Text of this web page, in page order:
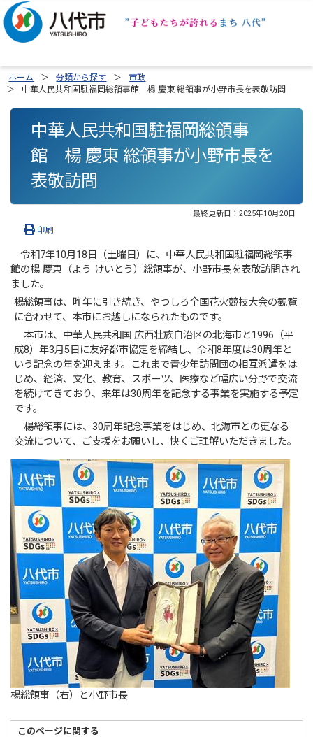
ホーム 分類から探す
市政
中華人民共和国駐福岡総領事館 楊 慶東 総領事が小野市長を表敬訪問
中華人民共和国駐福岡総領事
館 楊 慶東 総領事が小野市長を
表敬訪問
最終更新日： 2025年10月20日
印刷
令和7年10月18日（土曜日）に、中華人民共和国駐福岡総領事
館の楊 慶東（よう けいとう）総領事が、小野市長を表敬訪問され
ました。
楊総領事は、昨年に引き続き、やつしろ全国花火競技大会の観覧
に合わせて、本市にお越しになられたものです。
本市は、中華人民共和国 広西壮族自治区の北海市と1996（平
成8）年3月5日に友好都市協定を締結し、令和8年度は30周年と
いう記念の年を迎えます。これまで青少年訪問団の相互派遣をは
じめ、経済、文化、教育、スポーツ、医療など幅広い分野で交流
を続けてきており、来年は30周年を記念する事業を実施する予定
です。
楊総領事には、30周年記念事業をはじめ、北海市との更なる
交流について、ご支援をお願いし、快くご理解いただきました。
楊総領事（右）と小野市長
このページに関する